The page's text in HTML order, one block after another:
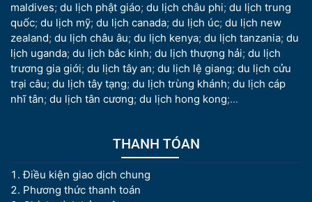
maldives; du lịch phật giáo; du lịch châu phi; du lịch trung
quốc; du lịch mỹ; du lịch canada; du lịch úc; du lịch new
zealand; du lịch châu âu; du lịch kenya; du lịch tanzania; du
lịch uganda; du lịch bắc kinh; du lịch thượng hải; du lịch
trương gia giới; du lịch tây an; du lịch lệ giang; du lịch cửu
trại câu; du lịch tây tạng; du lịch trùng khánh; du lịch cáp
nhĩ tân; du lịch tân cương; du lịch hong kong;...
THANH TÓAN
Điều kiện giao dịch chung
Phương thức thanh toán